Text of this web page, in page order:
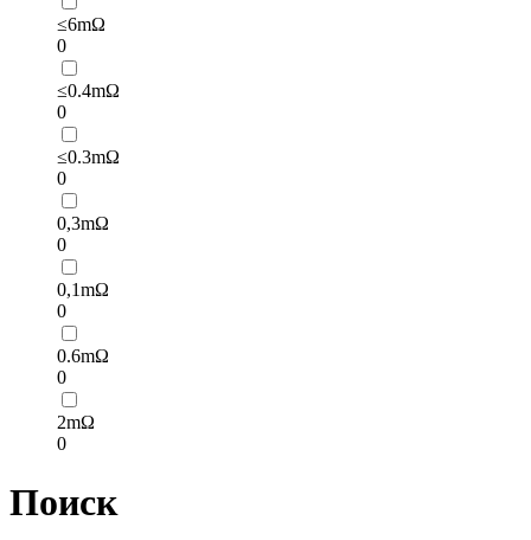
≤6mΩ
0
≤0.4mΩ
0
≤0.3mΩ
0
0,3mΩ
0
0,1mΩ
0
0.6mΩ
0
2mΩ
0
Поиск